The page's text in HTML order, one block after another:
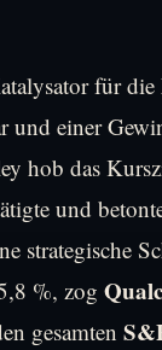
für
einer
hob das
und
strategische
%, zog
gesamten